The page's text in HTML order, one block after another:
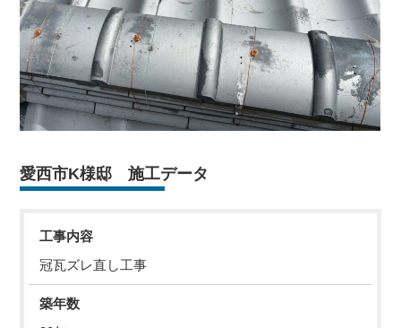
愛西市K様邸 施工データ
工事内容
冠瓦ズレ直し工事
築年数